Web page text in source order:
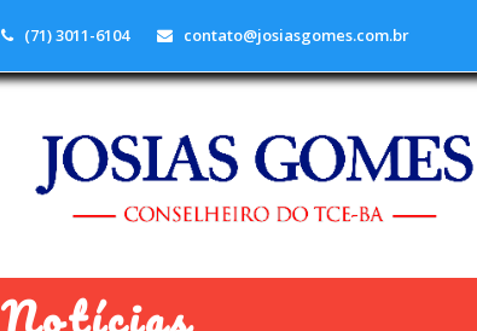
(71) 3011-6104 contato@josiasgomes.com.br